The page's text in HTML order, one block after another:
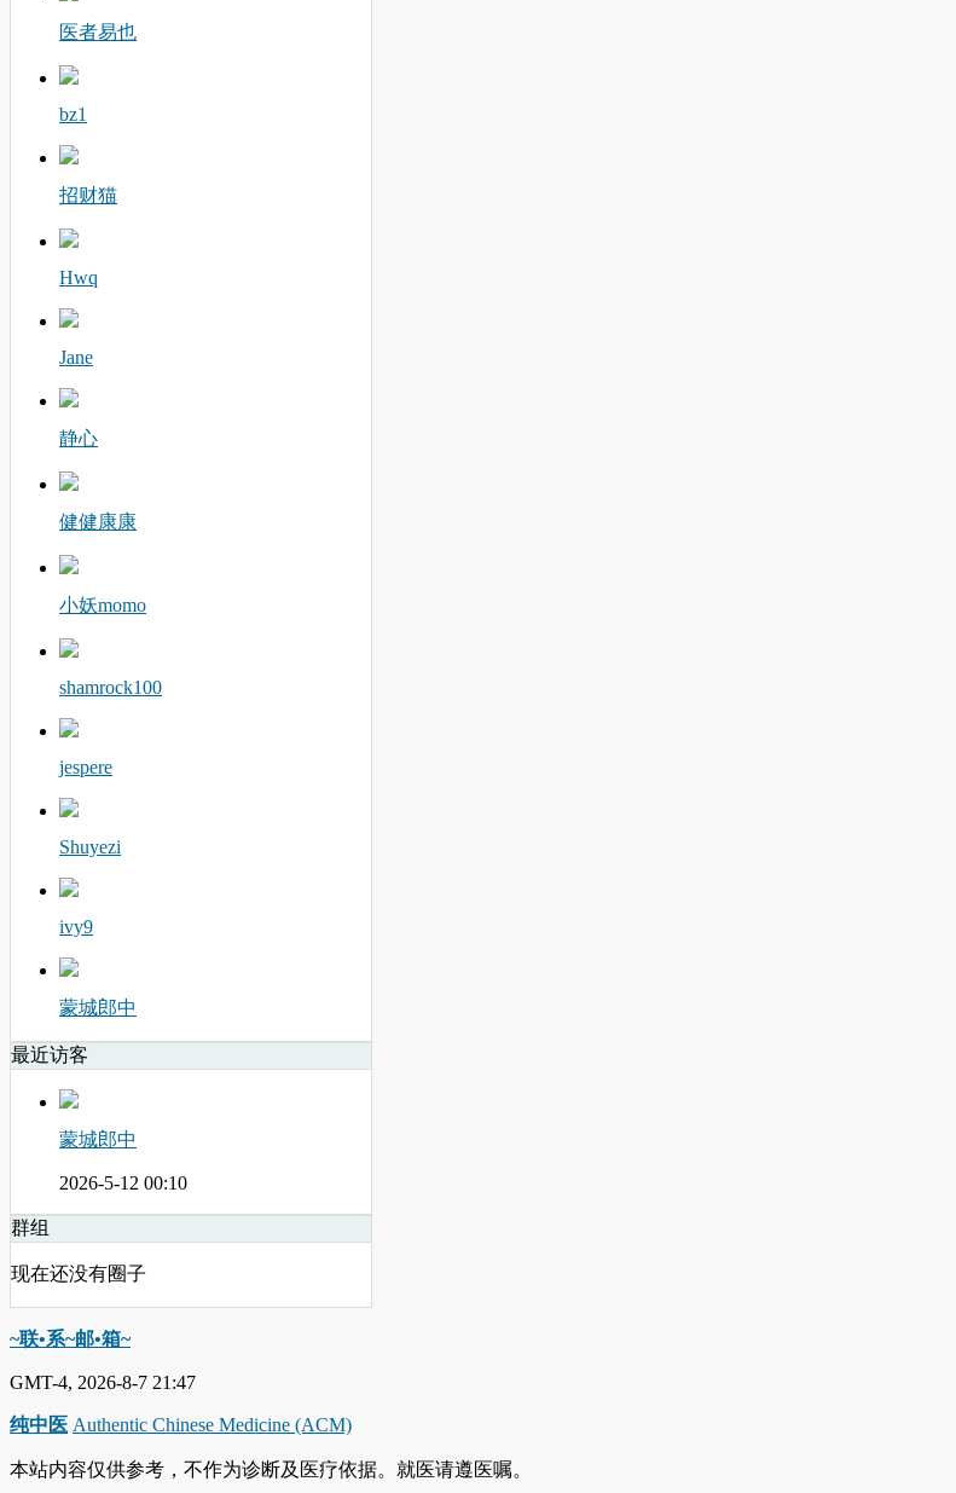
医者易也
bz1
招财猫
Hwq
Jane
静心
健健康康
小妖momo
shamrock100
jespere
Shuyezi
ivy9
蒙城郎中
最近访客
蒙城郎中
2026-5-12 00:10
群组
现在还没有圈子
~联•系~邮•箱~
GMT-4, 2026-8-7 21:47
纯中医 Authentic Chinese Medicine (ACM)
本站内容仅供参考，不作为诊断及医疗依据。就医请遵医嘱。